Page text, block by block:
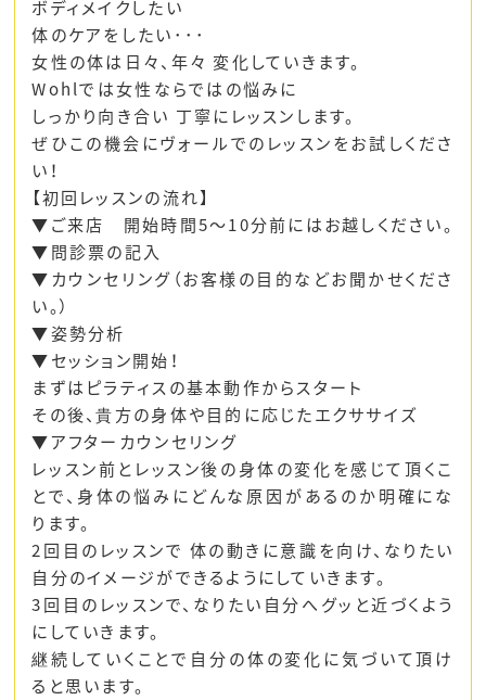
ボディメイクしたい
体のケアをしたい･･･
女性の体は日々、年々 変化していきます。
Wohlでは女性ならではの悩みに
しっかり向き合い 丁寧にレッスンします。
ぜひこの機会にヴォールでのレッスンをお試しくださ
い！
【初回レッスンの流れ】
▼ご来店 開始時間5～10分前にはお越しください。
▼問診票の記入
▼カウンセリング（お客様の目的などお聞かせくださ
い。）
▼姿勢分析
▼セッション開始！
まずはピラティスの基本動作からスタート
その後、貴方の身体や目的に応じたエクササイズ
▼アフターカウンセリング
レッスン前とレッスン後の身体の変化を感じて頂くこ
とで、身体の悩みにどんな原因があるのか明確にな
ります。
2回目のレッスンで 体の動きに意識を向け、なりたい
自分のイメージができるようにしていきます。
3回目のレッスンで、なりたい自分へグッと近づくよう
にしていきます。
継続していくことで自分の体の変化に気づいて頂け
ると思います。